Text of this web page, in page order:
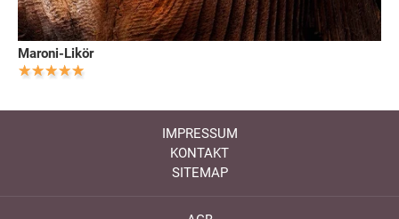
Maroni-Likör
IMPRESSUM
KONTAKT
SITEMAP